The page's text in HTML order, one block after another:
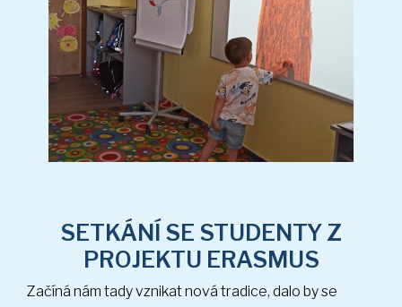
Začíná nám tady vznikat nová tradice, dalo by se
SETKÁNÍ SE STUDENTY Z
PROJEKTU ERASMUS(19 sn.)